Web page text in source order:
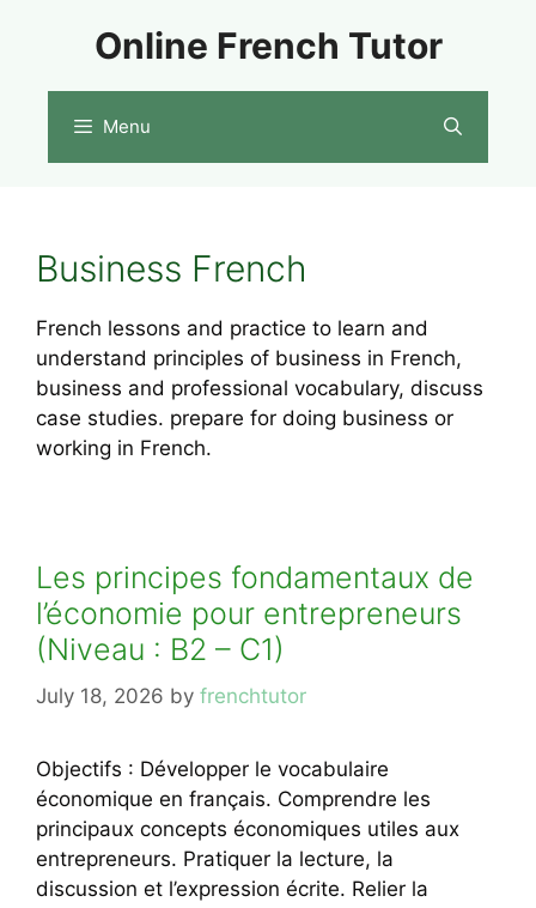
Online French Tutor
Menu
Business French
French lessons and practice to learn and
understand principles of business in French,
business and professional vocabulary, discuss
case studies. prepare for doing business or
working in French.
Les principes fondamentaux de
l’économie pour entrepreneurs
(Niveau : B2 – C1)
July 18, 2026 by frenchtutor
Objectifs : Développer le vocabulaire
économique en français. Comprendre les
principaux concepts économiques utiles aux
entrepreneurs. Pratiquer la lecture, la
discussion et l’expression écrite. Relier la